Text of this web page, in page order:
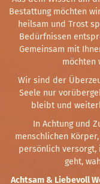
Bestattung möchten
heilsam und Trost
Bedürfnissen
Gemeinsam mit
möchten
Wir sind der
Seele nur
bleibt und
In Achtung und
menschlichen
persönlich versorgt,
geht,
Achtsam & Liebevoll